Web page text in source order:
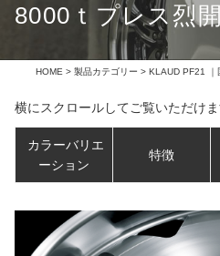
8000ｔプレス烈
HOME > 製品カテゴリー > KLAUD PF21 ｜
横にスクロールしてご覧いただけま
カラーバリエ
ーシ ョン
特徴